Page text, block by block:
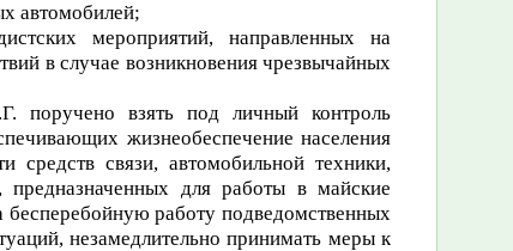
автомобилей;
мероприятий, направленных на
в случае возникновения чрезвычайных
поручено взять под личный контроль
жизнеобеспечение населения
средств связи, автомобильной техники,
предназначенных для работы в майские
бесперебойную работу подведомственных
незамедлительно принимать меры к